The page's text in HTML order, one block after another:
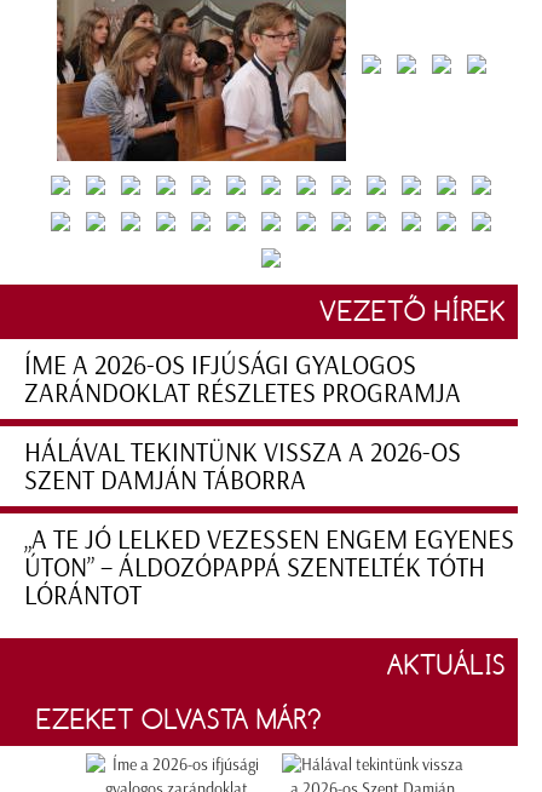
VEZETŐ HÍREK
ÍME A 2026-OS IFJÚSÁGI GYALOGOS
ZARÁNDOKLAT RÉSZLETES PROGRAMJA
HÁLÁVAL TEKINTÜNK VISSZA A 2026-OS
SZENT DAMJÁN TÁBORRA
„A TE JÓ LELKED VEZESSEN ENGEM EGYENES
ÚTON” – ÁLDOZÓPAPPÁ SZENTELTÉK TÓTH
LÓRÁNTOT
AKTUÁLIS
EZEKET OLVASTA MÁR?